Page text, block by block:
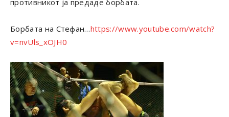
противникот ја предаде борбата.
Борбата на Стефан…https://www.youtube.com/watch?
v=nvUls_xOJH0